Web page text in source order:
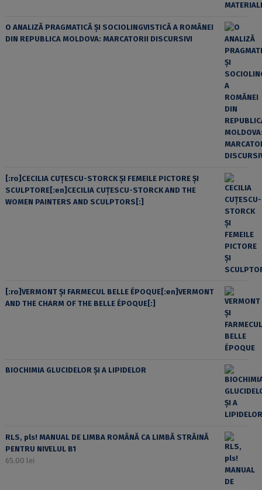
O ANALIZĂ PRAGMATICĂ ȘI SOCIOLINGVISTICĂ A ROMÂNEI
DIN REPUBLICA MOLDOVA: MARCATORII DISCURSIVI
[:ro]CECILIA CUŢESCU-STORCK ŞI FEMEILE PICTORE ŞI
SCULPTORE[:en]CECILIA CUŢESCU-STORCK AND THE
WOMEN PAINTERS AND SCULPTORS[:]
[:ro]VERMONT ȘI FARMECUL BELLE ÉPOQUE[:en]VERMONT
AND THE CHARM OF THE BELLE ÉPOQUE[:]
BIOCHIMIA GLUCIDELOR ȘI A LIPIDELOR
RLS, pls! MANUAL DE LIMBA ROMÂNĂ CA LIMBĂ STRĂINĂ
PENTRU NIVELUL B1
65,00 lei